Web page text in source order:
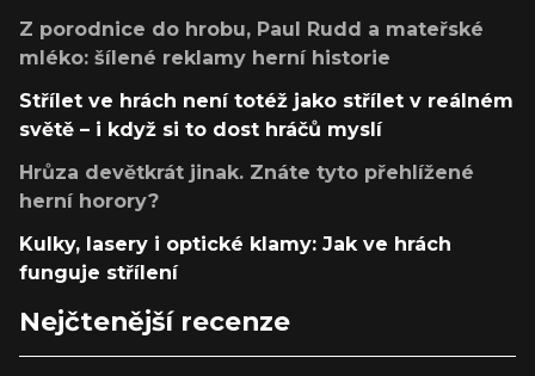
Z porodnice do hrobu, Paul Rudd a mateřské
mléko: šílené reklamy herní historie
Střílet ve hrách není totéž jako střílet v reálném
světě – i když si to dost hráčů myslí
Hrůza devětkrát jinak. Znáte tyto přehlížené
herní horory?
Kulky, lasery i optické klamy: Jak ve hrách
funguje střílení
Nejčtenější recenze